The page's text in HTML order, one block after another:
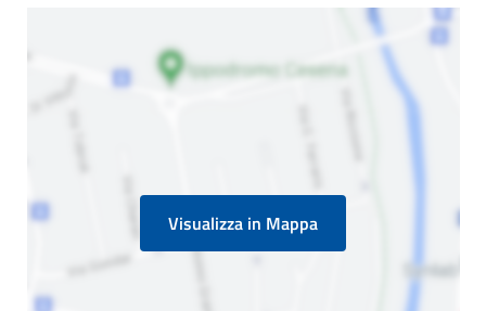
Visualizza in Mappa